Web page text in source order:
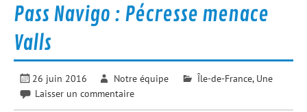
Pass Navigo : Pécresse menace
Valls
26 juin 2016 Notre équipe Île-de-France, Une
Laisser un commentaire